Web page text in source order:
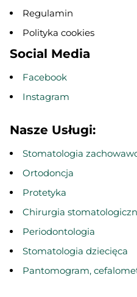
Regulamin
Polityka cookies
Social Media
Facebook
Instagram
Nasze Usługi:
Stomatologia
Ortodoncja
Protetyka
Chirurgia
Periodontologia
Stomatologia dziecięca
Pantomogram,